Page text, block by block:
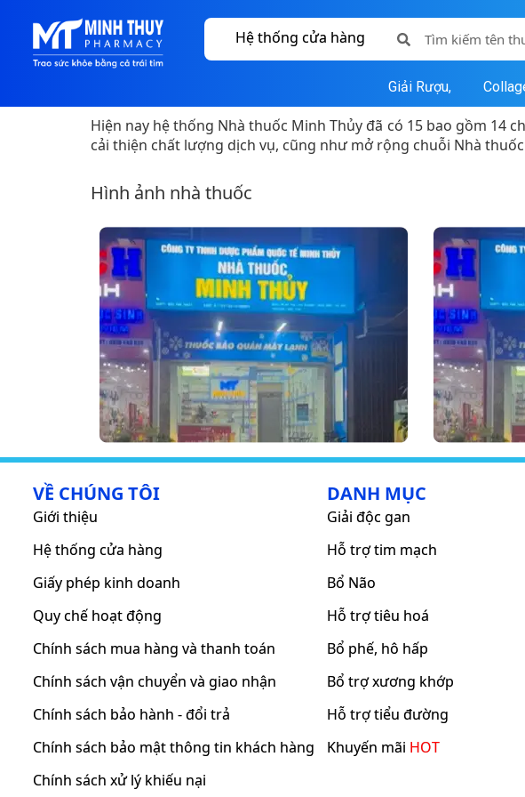
Hệ thống cửa hàng
Giải Rượu,
Hiện nay hệ thống Nhà thuốc Minh Thủy đã có 15 bao gồm 14
cải thiện chất lượng dịch vụ, cũng như mở rộng chuỗi Nhà
Hình ảnh nhà thuốc
VỀ CHÚNG TÔI
Giới thiệu
Hệ thống cửa hàng
Giấy phép kinh doanh
Quy chế hoạt động
Chính sách mua hàng và thanh toán
Chính sách vận chuyển và giao nhận
Chính sách bảo hành - đổi trả
Chính sách bảo mật thông tin khách hàng
Chính sách xử lý khiếu nại
DANH MỤC
Giải độc gan
Hỗ trợ tim mạch
Bổ Não
Hỗ trợ tiêu hoá
Bổ phế, hô hấp
Bổ trợ xương khớp
Hỗ trợ tiểu đường
Khuyến mãi HOT